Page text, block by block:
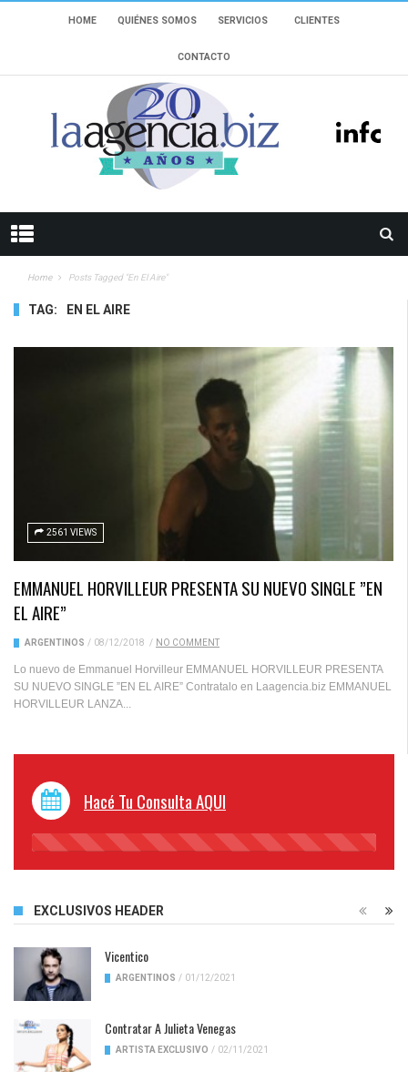
HOME QUIÉNES SOMOS SERVICIOS CLIENTES
CONTACTO
Home Posts Tagged "en El Aire"
TAG: EN EL AIRE
2561 VIEWS
EMMANUEL HORVILLEUR PRESENTA SU NUEVO SINGLE ”EN
EL AIRE”
ARGENTINOS / 08/12/2018 / NO COMMENT
Lo nuevo de Emmanuel Horvilleur EMMANUEL HORVILLEUR PRESENTA
SU NUEVO SINGLE ”EN EL AIRE” Contratalo en Laagencia.biz EMMANUEL
HORVILLEUR LANZA...
Hacé Tu Consulta AQUI
45%
EXCLUSIVOS HEADER
Vicentico
ARGENTINOS / 01/12/2021
Contratar A Julieta Venegas
ARTISTA EXCLUSIVO / 02/11/2021